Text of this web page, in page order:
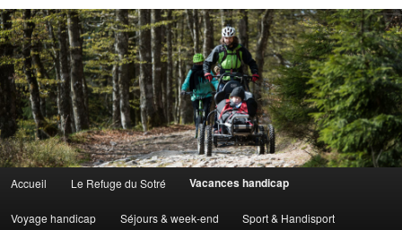
Aller au contenu principal
Aller au contenu secondaire
Accueil Le Refuge du Sotré Vacances handicap
Voyage handicap Séjours & week-end Sport & Handisport